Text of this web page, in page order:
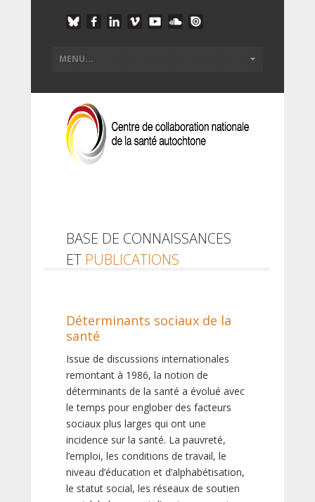
BASE DE CONNAISSANCES
ET PUBLICATIONS
Déterminants sociaux de la
santé
Issue de discussions internationales
remontant à 1986, la notion de
déterminants de la santé a évolué avec
le temps pour englober des facteurs
sociaux plus larges qui ont une
incidence sur la santé. La pauvreté,
l’emploi, les conditions de travail, le
niveau d’éducation et d’alphabétisation,
le statut social, les réseaux de soutien